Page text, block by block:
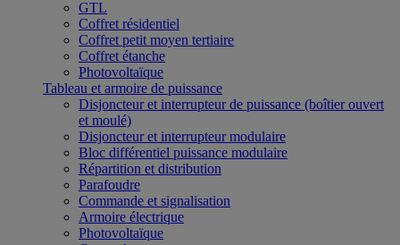
GTL
Coffret résidentiel
Coffret petit moyen tertiaire
Coffret étanche
Photovoltaïque
Tableau et armoire de puissance
Disjoncteur et interrupteur de puissance (boîtier ouvert
et moulé)
Disjoncteur et interrupteur modulaire
Bloc différentiel puissance modulaire
Répartition et distribution
Parafoudre
Commande et signalisation
Armoire électrique
Photovoltaïque